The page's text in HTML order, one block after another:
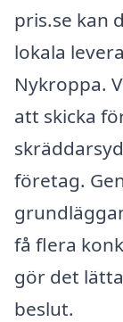
pris.se kan
lokala
Nykroppa.
att skicka
företag.
få flera
gör det
beslut.